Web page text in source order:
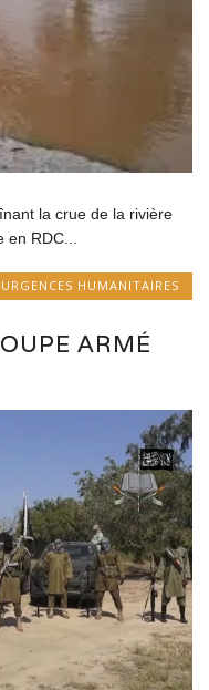
la crue de la rivière
en RDC...
URGENCES HUMANITAIRES
ARMÉ